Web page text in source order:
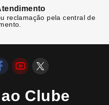
reclamação pela central de
Clube